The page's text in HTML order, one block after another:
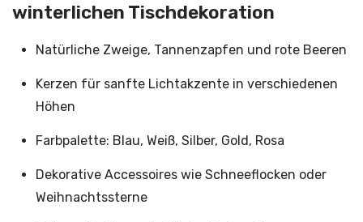
winterlichen Tischdekoration
Natürliche Zweige, Tannenzapfen und rote Beeren
Kerzen für sanfte Lichtakzente in verschiedenen
Höhen
Farbpalette: Blau, Weiß, Silber, Gold, Rosa
Dekorative Accessoires wie Schneeflocken oder
Weihnachtssterne